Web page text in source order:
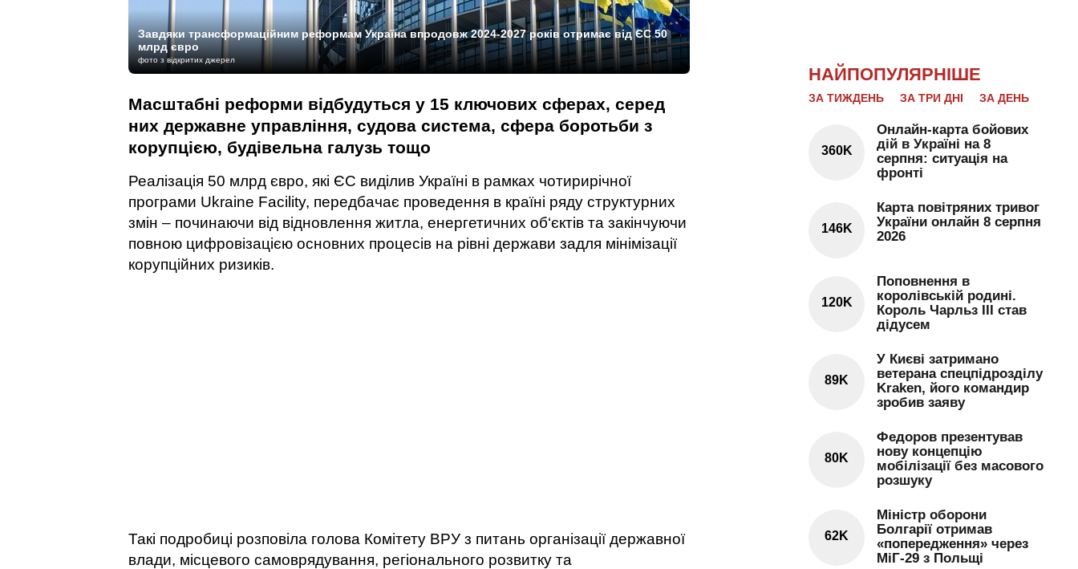
Завдяки трансформаційним реформам Україна впродовж 2024-2027 років отримає від ЄС 50
млрд євро
фото з відкритих джерел
Масштабні реформи відбудуться у 15 ключових сферах, серед
них державне управління, судова система, сфера боротьби з
корупцією, будівельна галузь тощо
Реалізація 50 млрд євро, які ЄС виділив Україні в рамках чотирирічної
програми Ukraine Facility, передбачає проведення в країні ряду структурних
змін – починаючи від відновлення житла, енергетичних об‘єктів та закінчуючи
повною цифровізацією основних процесів на рівні держави задля мінімізації
корупційних ризиків.
Такі подробиці розповіла голова Комітету ВРУ з питань організації державної
влади, місцевого самоврядування, регіонального розвитку та
НАЙПОПУЛЯРНІШЕ
ЗА ТИЖДЕНЬ ЗА ТРИ ДНІ ЗА ДЕНЬ
360K
Онлайн-карта бойових
дій в Україні на 8
серпня: ситуація на
фронті
146K
Карта повітряних тривог
України онлайн 8 серпня
2026
120K
Поповнення в
королівській родині.
Король Чарльз III став
дідусем
89K
У Києві затримано
ветерана спецпідрозділу
Kraken, його командир
зробив заяву
80K
Федоров презентував
нову концепцію
мобілізації без масового
розшуку
62K
Міністр оборони
Болгарії отримав
«попередження» через
МіГ-29 з Польщі